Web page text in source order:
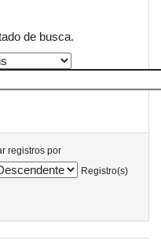
de busca.
registros por
Registro(s)